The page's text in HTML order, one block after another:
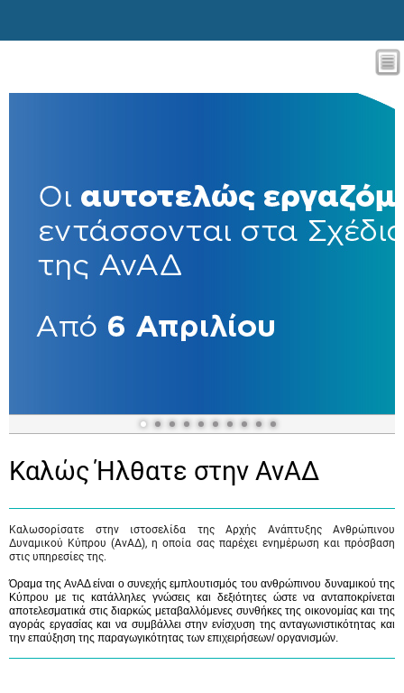
Καλώς Ήλθατε στην ΑνΑΔ
Καλωσορίσατε στην ιστοσελίδα της Αρχής Ανάπτυξης Ανθρώπινου
Δυναμικού Κύπρου (ΑνΑΔ), η οποία σας παρέχει ενημέρωση και πρόσβαση
στις υπηρεσίες της.
Όραμα της ΑνΑΔ είναι ο συνεχής εμπλουτισμός του ανθρώπινου δυναμικού της
Κύπρου με τις κατάλληλες γνώσεις και δεξιότητες ώστε να ανταποκρίνεται
αποτελεσματικά στις διαρκώς μεταβαλλόμενες συνθήκες της οικονομίας και της
αγοράς εργασίας και να συμβάλλει στην ενίσχυση της ανταγωνιστικότητας και
την επαύξηση της παραγωγικότητας των επιχειρήσεων/ οργανισμών.